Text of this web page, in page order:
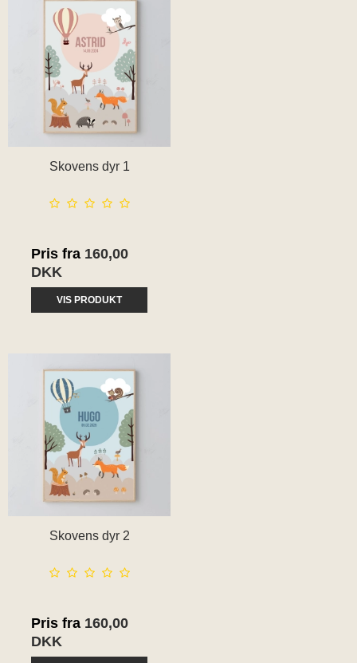
Skovens dyr 1
Pris fra 160,00
DKK
VIS PRODUKT
Skovens dyr 2
Pris fra 160,00
DKK